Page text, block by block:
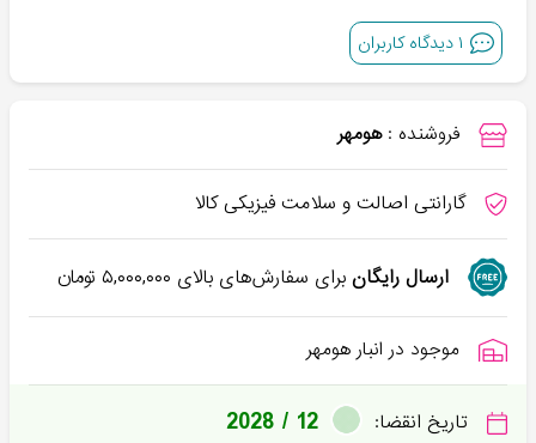
۱دیدگاه کاربران
فروشنده : هومهر
گارانتی اصالت و سلامت فیزیکی کالا
ارسال رایگانبرای سفارش‌های بالای ۵,۰۰۰,۰۰۰تومان
موجود در انبار هومهر
تاریخ انقضا: 2028 / 12